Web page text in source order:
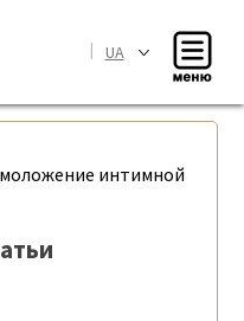
| UA
интимной